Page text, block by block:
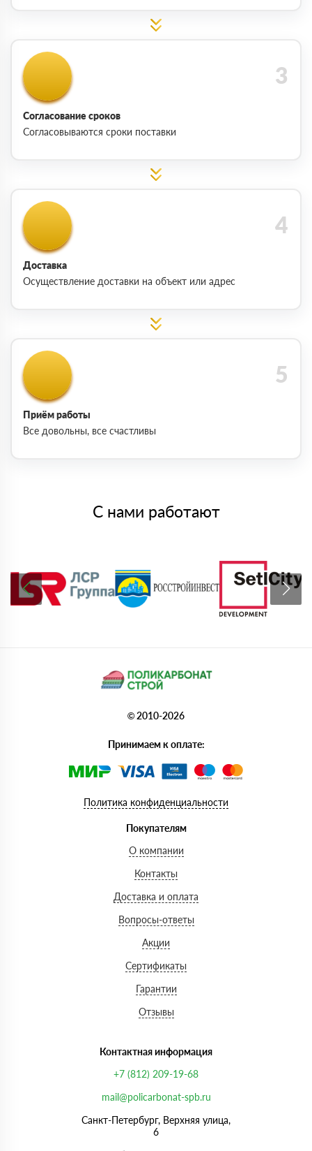
Согласование сроков
Согласовываются сроки поставки
Доставка
Осуществление доставки на объект или адрес
Приём работы
Все довольны, все счастливы
С нами работают
© 2010-2026
Принимаем к оплате:
Политика конфиденциальности
Покупателям
О компании
Контакты
Доставка и оплата
Вопросы-ответы
Акции
Сертификаты
Гарантии
Отзывы
Контактная информация
+7 (812) 209-19-68
mail@policarbonat-spb.ru
Санкт-Петербург, Верхняя улица,
6